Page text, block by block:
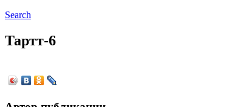
Search
Тартт-6